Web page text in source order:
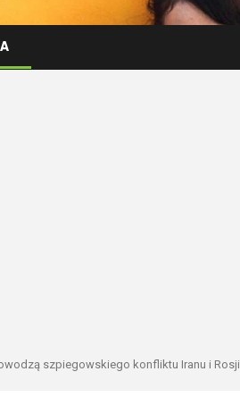
szpiegowskiego konfliktu Iranu i Rosji